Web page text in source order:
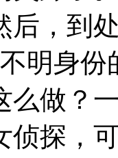
后，到
明身
么做？
侦探，